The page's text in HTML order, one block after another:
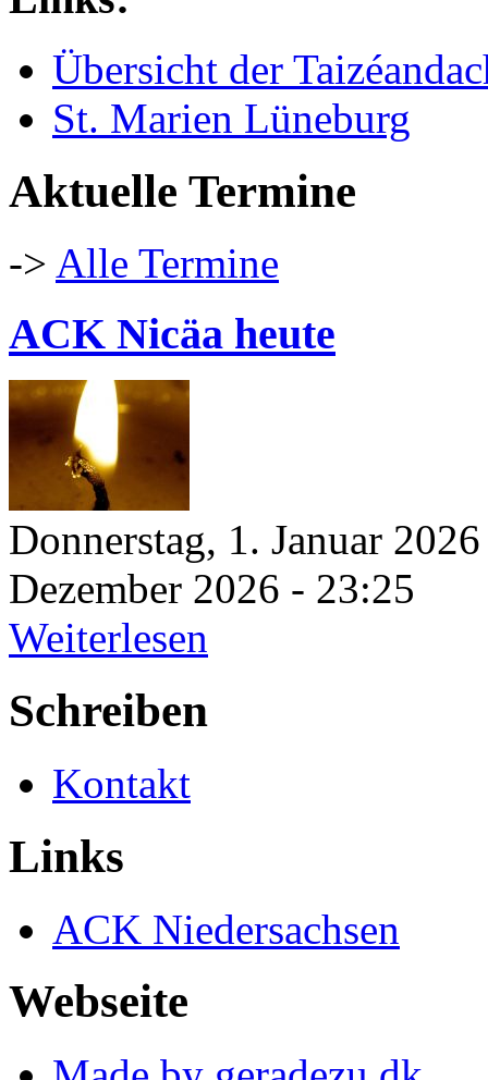
Übersicht der
St. Marien Lüneburg
Aktuelle Termine
-> Alle Termine
ACK Nicäa heute
Donnerstag, 1. Januar
Dezember 2026 - 23:25
Weiterlesen
Schreiben
Kontakt
Links
ACK Niedersachsen
Webseite